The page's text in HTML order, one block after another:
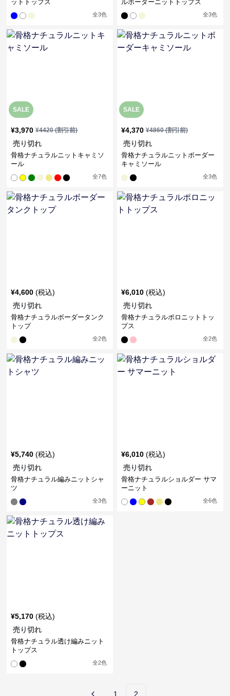
ットトップス
全3色
ルボーダーニットトップス
全3色
SALE
¥3,970 ¥4420(割引前)
売り切れ
骨格ナチュラルニットキャミソ
ール
全7色
SALE
¥4,370 ¥4860(割引前)
売り切れ
骨格ナチュラルニットボーダー
キャミソール
全3色
¥4,600 (税込)
売り切れ
骨格ナチュラルボーダータンク
トップ
全2色
¥6,010 (税込)
売り切れ
骨格ナチュラルポロニットトッ
プス
全2色
¥5,740 (税込)
売り切れ
骨格ナチュラル編みニットシャ
ツ
全3色
¥6,010 (税込)
売り切れ
骨格ナチュラルショルダー サマ
ーニット
全6色
¥5,170 (税込)
売り切れ
骨格ナチュラル透け編みニット
トップス
全2色
1 2